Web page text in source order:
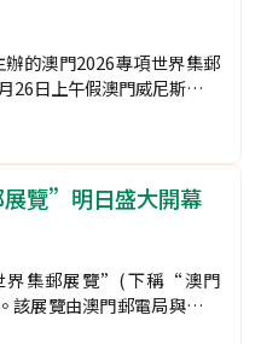
覽正式拉開帷幕。展覽首
今隆重揭幕